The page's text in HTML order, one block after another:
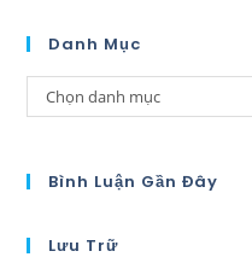
Danh Mục
Chọn danh mục
Bình Luận Gần Đây
Lưu Trữ